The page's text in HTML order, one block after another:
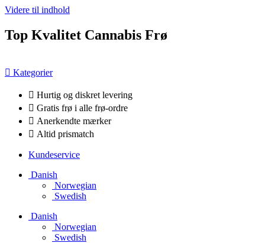
Videre til indhold
Top Kvalitet Cannabis Frø
Kategorier
Hurtig og diskret levering
Gratis frø i alle frø-ordre
Anerkendte mærker
Altid prismatch
Kundeservice
Danish
Norwegian
Swedish
Danish
Norwegian
Swedish